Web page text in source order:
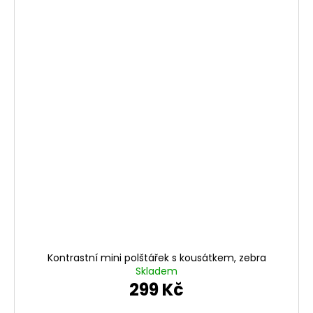
Kontrastní mini polštářek s kousátkem, zebra
Skladem
299 Kč